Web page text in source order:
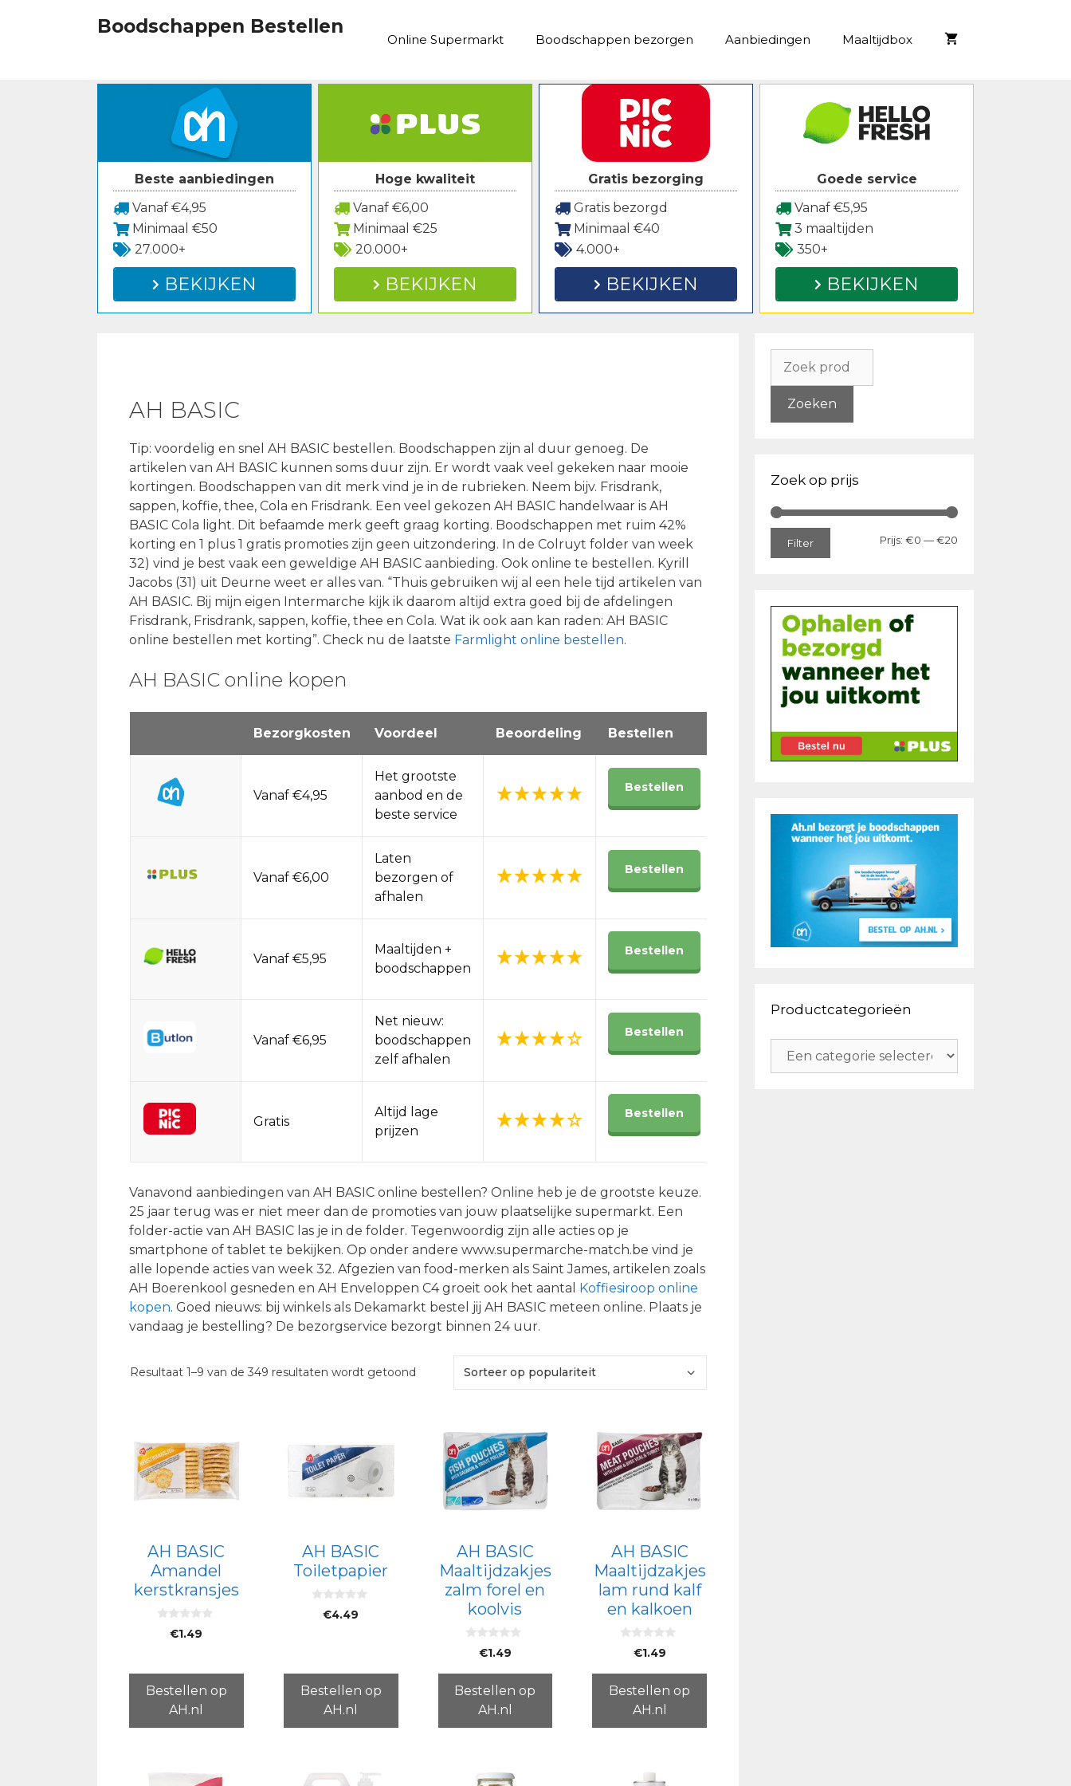
Boodschappen Bestellen
Online Supermarkt Boodschappen bezorgen Aanbiedingen Maaltijdbox
Beste aanbiedingen
Vanaf €4,95
Minimaal €50
27.000+
BEKIJKEN
Hoge kwaliteit
Vanaf €6,00
Minimaal €25
20.000+
BEKIJKEN
Gratis bezorging
Gratis bezorgd
Minimaal €40
4.000+
BEKIJKEN
Goede service
Vanaf €5,95
3 maaltijden
350+
BEKIJKEN
AH BASIC
Tip: voordelig en snel AH BASIC bestellen. Boodschappen zijn al duur genoeg. De
artikelen van AH BASIC kunnen soms duur zijn. Er wordt vaak veel gekeken naar mooie
kortingen. Boodschappen van dit merk vind je in de rubrieken. Neem bijv. Frisdrank,
sappen, koffie, thee, Cola en Frisdrank. Een veel gekozen AH BASIC handelwaar is AH
BASIC Cola light. Dit befaamde merk geeft graag korting. Boodschappen met ruim 42%
korting en 1 plus 1 gratis promoties zijn geen uitzondering. In de Colruyt folder van week
32) vind je best vaak een geweldige AH BASIC aanbieding. Ook online te bestellen. Kyrill
Jacobs (31) uit Deurne weet er alles van. “Thuis gebruiken wij al een hele tijd artikelen van
AH BASIC. Bij mijn eigen Intermarche kijk ik daarom altijd extra goed bij de afdelingen
Frisdrank, Frisdrank, sappen, koffie, thee en Cola. Wat ik ook aan kan raden: AH BASIC
online bestellen met korting”. Check nu de laatste Farmlight online bestellen.
AH BASIC online kopen
Bezorgkosten Voordeel Beoordeling Bestellen
Vanaf €4,95
Het grootste
aanbod en de
beste service
Bestellen
Vanaf €6,00
Laten
bezorgen of
afhalen
Bestellen
Vanaf €5,95
Maaltijden +
boodschappen
Bestellen
Vanaf €6,95
Net nieuw:
boodschappen
zelf afhalen
Bestellen
Gratis
Altijd lage
prijzen
Bestellen
Vanavond aanbiedingen van AH BASIC online bestellen? Online heb je de grootste keuze.
25 jaar terug was er niet meer dan de promoties van jouw plaatselijke supermarkt. Een
folder-actie van AH BASIC las je in de folder. Tegenwoordig zijn alle acties op je
smartphone of tablet te bekijken. Op onder andere www.supermarche-match.be vind je
alle lopende acties van week 32. Afgezien van food-merken als Saint James, artikelen zoals
AH Boerenkool gesneden en AH Enveloppen C4 groeit ook het aantal Koffiesiroop online
kopen. Goed nieuws: bij winkels als Dekamarkt bestel jij AH BASIC meteen online. Plaats je
vandaag je bestelling? De bezorgservice bezorgt binnen 24 uur.
Resultaat 1–9 van de 349 resultaten wordt getoond Gesorteerd
AH BASIC
Amandel
kerstkransjes
€1.49
Bestellen op
AH.nl
AH BASIC
Toiletpapier
€4.49
Bestellen op
AH.nl
AH BASIC
Maaltijdzakjes
zalm forel en
koolvis
5
€1.49
Bestellen op
AH.nl
AH BASIC
Maaltijdzakjes
lam rund kalf
en kalkoen
5
€1.49
Bestellen op
AH.nl
naar:
Zoeken
Zoek op prijs
Filter Prijs: €0 —€20
Productcategorieën